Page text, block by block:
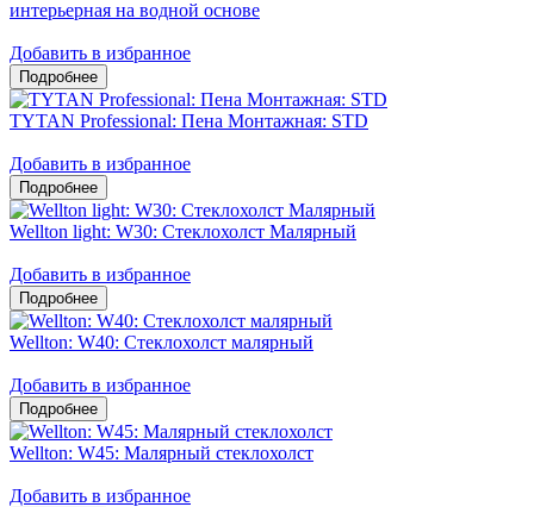
интерьерная на водной основе
Добавить в избранное
TYTAN Professional: Пена Монтажная: STD
Добавить в избранное
Wellton light: W30: Стеклохолст Малярный
Добавить в избранное
Wellton: W40: Стеклохолст малярный
Добавить в избранное
Wellton: W45: Малярный стеклохолст
Добавить в избранное